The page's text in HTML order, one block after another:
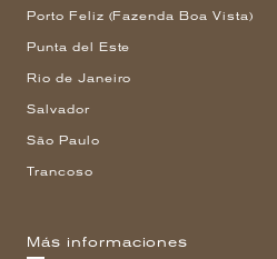
Porto Feliz (Fazenda Boa Vista)
Punta del Este
Rio de Janeiro
Salvador
São Paulo
Trancoso
Más informaciones